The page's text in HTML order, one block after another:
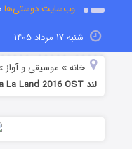
وب‌سایت دوستی‌ها
شنبه ۱۷ مرداد ۱۴۰۵
خانه » موسیقی و آواز
لند La La Land 2016 OST